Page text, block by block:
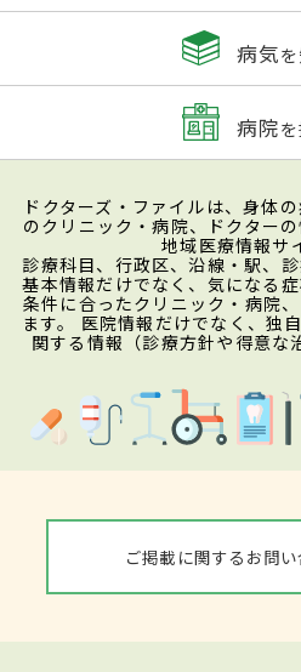
病気
病院
ドクターズ・ファイルは、身体
のクリニック・病院、ドクター
地域医療情報サ
診療科目、行政区、沿線・駅、
基本情報だけでなく、気になる
条件に合ったクリニック・病院
ます。 医院情報だけでなく、独
関する情報（診療方針や得意な
ご掲載に関するお問